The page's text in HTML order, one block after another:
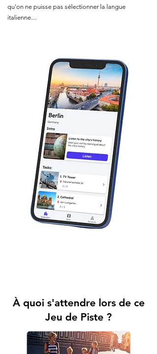
qu'on ne puisse pas sélectionner la langue
italienne....
À quoi s'attendre lors de ce
Jeu de Piste ?